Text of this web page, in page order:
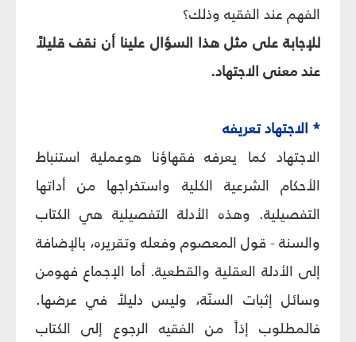
الفهم عند الفقيه وذلك؟
للإجابة على مثل هذا السؤال علينا أن نقف قليلاً
عند معنى الاجتهاد.
* الاجتهاد تعريفه
الاجتهاد كما يعرفه فقهاؤنا هوعملية استنباط
الأحكام الشرعية الكلية واستخراجها من أداتها
التفصيلية. وهذه الأدلة التفصيلية هي الكتاب
والسنة - قول المعصوم وفعله وتقريره، بالإضافة
إلى الأدلة العقلية والقطعية. أما الإجماع فهومن
وسائل إثبات السنّة، وليس دليلاً في عرضها.
فالمطلوب إذاً من الفقيه الرجوع إلى الكتاب